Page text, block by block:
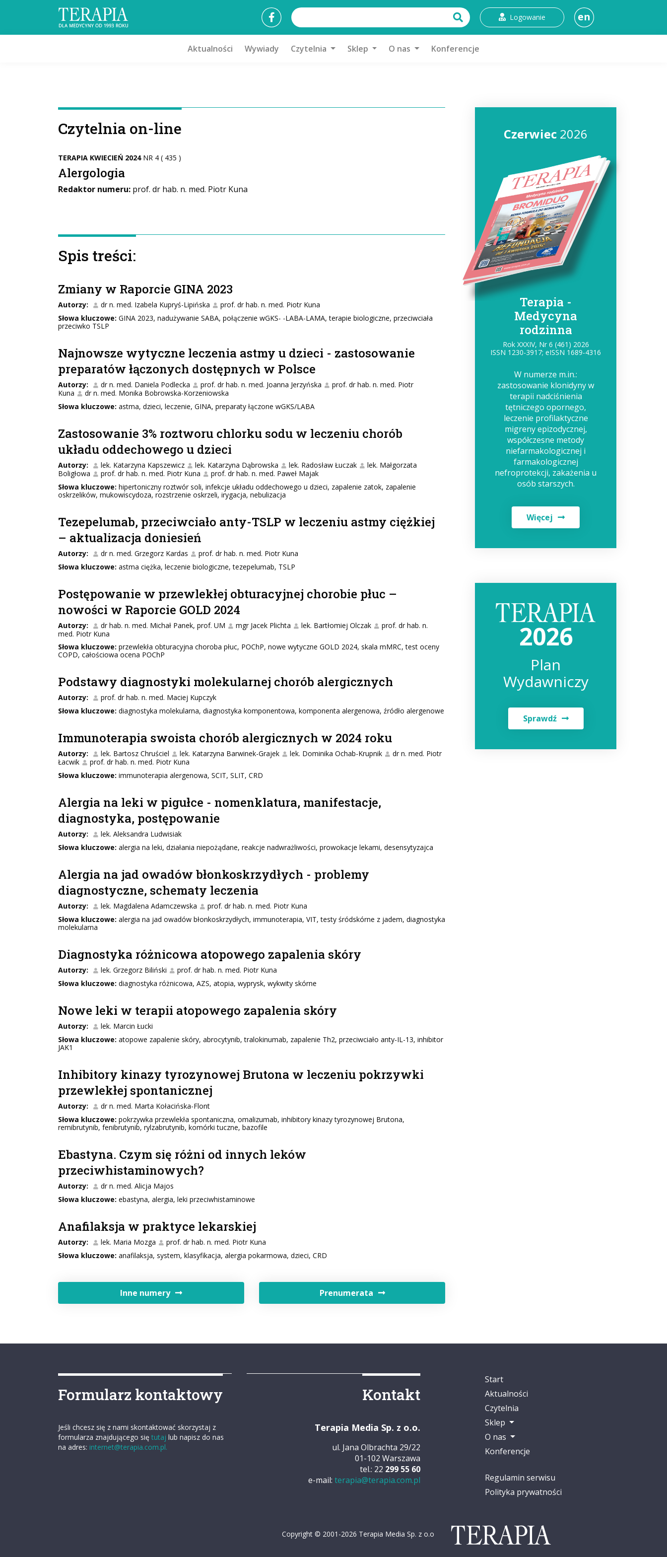
Logowanie en
Aktualności Wywiady Czytelnia Sklep O nas Konferencje
Czytelnia on-line
TERAPIA KWIECIEŃ 2024 NR 4 ( 435 )
Alergologia
Redaktor numeru: prof. dr hab. n. med. Piotr Kuna
Spis treści:
Zmiany w Raporcie GINA 2023
Autorzy: dr n. med. Izabela Kupryś-Lipińska
prof. dr hab. n. med. Piotr Kuna
Słowa kluczowe: GINA 2023, nadużywanie SABA, połączenie wGKS- -LABA-LAMA, terapie biologiczne, przeciwciała
przeciwko TSLP
Najnowsze wytyczne leczenia astmy u dzieci - zastosowanie
preparatów łączonych dostępnych w Polsce
Autorzy: dr n. med. Daniela Podlecka prof. dr hab. n. med. Joanna Jerzyńska
prof. dr hab. n. med. Piotr
Kuna
dr n. med. Monika Bobrowska-Korzeniowska
Słowa kluczowe: astma, dzieci, leczenie, GINA, preparaty łączone wGKS/LABA
Zastosowanie 3% roztworu chlorku sodu w leczeniu chorób
układu oddechowego u dzieci
Autorzy: lek. Katarzyna Kapszewicz lek. Katarzyna Dąbrowska lek. Radosław Łuczak
lek. Małgorzata
Boligłowa
prof. dr hab. n. med. Piotr Kuna
prof. dr hab. n. med. Paweł Majak
Słowa kluczowe: hipertoniczny roztwór soli, infekcje układu oddechowego u dzieci, zapalenie zatok, zapalenie
oskrzelików, mukowiscydoza, rozstrzenie oskrzeli, irygacja, nebulizacja
Tezepelumab, przeciwciało anty-TSLP w leczeniu astmy ciężkiej
– aktualizacja doniesień
Autorzy: dr n. med. Grzegorz Kardas
prof. dr hab. n. med. Piotr Kuna
Słowa kluczowe: astma ciężka, leczenie biologiczne, tezepelumab, TSLP
Postępowanie w przewlekłej obturacyjnej chorobie płuc –
nowości w Raporcie GOLD 2024
Autorzy: dr hab. n. med. Michał Panek, prof. UM mgr Jacek Plichta lek. Bartłomiej Olczak
prof. dr hab. n.
med. Piotr Kuna
Słowa kluczowe: przewlekła obturacyjna choroba płuc, POChP, nowe wytyczne GOLD 2024, skala mMRC, test oceny
COPD, całościowa ocena POChP
Podstawy diagnostyki molekularnej chorób alergicznych
Autorzy:
prof. dr hab. n. med. Maciej Kupczyk
Słowa kluczowe: diagnostyka molekularna, diagnostyka komponentowa, komponenta alergenowa, źródło alergenowe
Immunoterapia swoista chorób alergicznych w 2024 roku
Autorzy: lek. Bartosz Chruściel lek. Katarzyna Barwinek-Grajek lek. Dominika Ochab-Krupnik
dr n. med. Piotr
Łacwik
prof. dr hab. n. med. Piotr Kuna
Słowa kluczowe: immunoterapia alergenowa, SCIT, SLIT, CRD
Alergia na leki w pigułce - nomenklatura, manifestacje,
diagnostyka, postępowanie
Autorzy:
lek. Aleksandra Ludwisiak
Słowa kluczowe: alergia na leki, działania niepożądane, reakcje nadwrażliwości, prowokacje lekami, desensytyzajca
Alergia na jad owadów błonkoskrzydłych - problemy
diagnostyczne, schematy leczenia
Autorzy: lek. Magdalena Adamczewska
prof. dr hab. n. med. Piotr Kuna
Słowa kluczowe: alergia na jad owadów błonkoskrzydłych, immunoterapia, VIT, testy śródskórne z jadem, diagnostyka
molekularna
Diagnostyka różnicowa atopowego zapalenia skóry
Autorzy: lek. Grzegorz Biliński
prof. dr hab. n. med. Piotr Kuna
Słowa kluczowe: diagnostyka różnicowa, AZS, atopia, wyprysk, wykwity skórne
Nowe leki w terapii atopowego zapalenia skóry
Autorzy:
lek. Marcin Łucki
Słowa kluczowe: atopowe zapalenie skóry, abrocytynib, tralokinumab, zapalenie Th2, przeciwciało anty-IL-13, inhibitor
JAK1
Inhibitory kinazy tyrozynowej Brutona w leczeniu pokrzywki
przewlekłej spontanicznej
Autorzy:
dr n. med. Marta Kołacińska-Flont
Słowa kluczowe: pokrzywka przewlekła spontaniczna, omalizumab, inhibitory kinazy tyrozynowej Brutona,
remibrutynib, fenibrutynib, rylzabrutynib, komórki tuczne, bazofile
Ebastyna. Czym się różni od innych leków
przeciwhistaminowych?
Autorzy:
dr n. med. Alicja Majos
Słowa kluczowe: ebastyna, alergia, leki przeciwhistaminowe
Anafilaksja w praktyce lekarskiej
Autorzy: lek. Maria Mozga
prof. dr hab. n. med. Piotr Kuna
Słowa kluczowe: anafilaksja, system, klasyfikacja, alergia pokarmowa, dzieci, CRD
Inne numery Prenumerata
Czerwiec 2026
Terapia -
Medycyna
rodzinna
Rok XXXIV, Nr 6 (461) 2026
ISSN 1230-3917; eISSN 1689-4316
W numerze m.in.:
zastosowanie klonidyny w
terapii nadciśnienia
tętniczego opornego,
leczenie profilaktyczne
migreny epizodycznej,
współczesne metody
niefarmakologicznej i
farmakologicznej
nefroprotekcji, zakażenia u
osób starszych.
Więcej
2026
Plan
Wydawniczy
Sprawdź
Formularz kontaktowy
Jeśli chcesz się z nami skontaktować skorzystaj z
formularza znajdującego się tutaj lub napisz do nas
na adres: internet@terapia.com.pl.
Kontakt
Terapia Media Sp. z o.o.
ul. Jana Olbrachta 29/22
01-102 Warszawa
tel.: 22 299 55 60
e-mail: terapia@terapia.com.pl
Start
Aktualności
Czytelnia
Sklep
O nas
Konferencje
Regulamin serwisu
Polityka prywatności
Copyright © 2001-2026 Terapia Media Sp. z o.o